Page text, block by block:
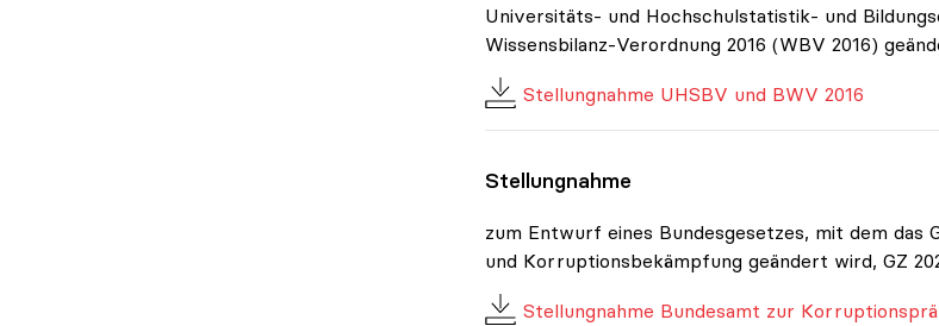
Universitäts- und Hochschulstatistik- und
Wissensbilanz-Verordnung 2016 (WBV 2016)
Stellungnahme UHSBV und BWV 2016
Stellungnahme
zum Entwurf eines Bundesgesetzes, mit dem
und Korruptionsbekämpfung geändert wird, GZ
Stellungnahme Bundesamt zur